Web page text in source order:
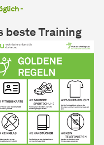
-
beste Training